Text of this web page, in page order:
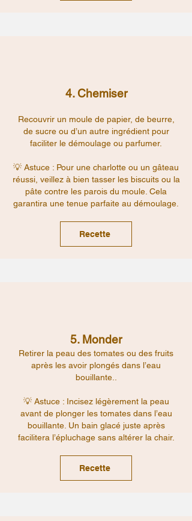
4. Chemiser
Recouvrir un moule de papier, de beurre,
de sucre ou d’un autre ingrédient pour
faciliter le démoulage ou parfumer.
💡 Astuce : Pour une charlotte ou un gâteau
réussi, veillez à bien tasser les biscuits ou la
pâte contre les parois du moule. Cela
garantira une tenue parfaite au démoulage.
Recette
5. Monder
Retirer la peau des tomates ou des fruits
après les avoir plongés dans l’eau
bouillante..
💡 Astuce : Incisez légèrement la peau
avant de plonger les tomates dans l’eau
bouillante. Un bain glacé juste après
facilitera l’épluchage sans altérer la chair.
Recette